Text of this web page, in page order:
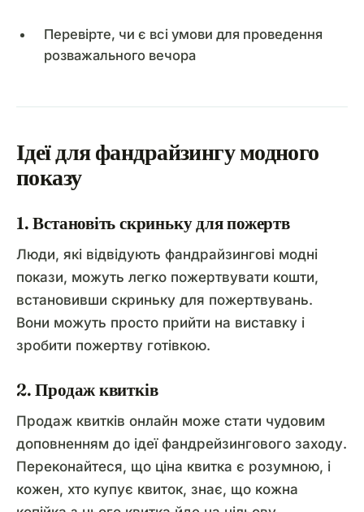
Перевірте, чи є всі умови для проведення
розважального вечора
Ідеї для фандрайзингу модного
показу
1. Встановіть скриньку для пожертв
Люди, які відвідують фандрайзингові модні
покази, можуть легко пожертвувати кошти,
встановивши скриньку для пожертвувань.
Вони можуть просто прийти на виставку і
зробити пожертву готівкою.
2. Продаж квитків
Продаж квитків онлайн може стати чудовим
доповненням до ідеї фандрейзингового заходу.
Переконайтеся, що ціна квитка є розумною, і
кожен, хто купує квиток, знає, що кожна